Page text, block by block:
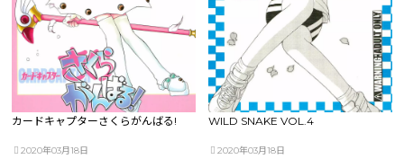
カードキャプターさくらがんばる!
2020年03月18日
WILD SNAKE VOL.4
2020年03月18日